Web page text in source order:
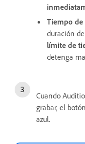
Tiempo de
duración
límite de
detenga
Cuando
grabar, el botón
azul.